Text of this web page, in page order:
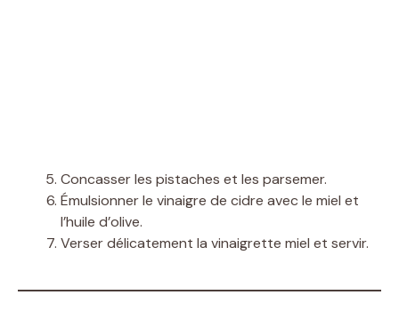
Concasser les pistaches et les parsemer.
Émulsionner le vinaigre de cidre avec le miel et
l’huile d’olive.
Verser délicatement la vinaigrette miel et servir.